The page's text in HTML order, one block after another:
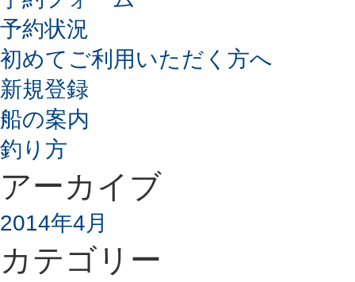
予約状況
初めてご利用いただく方へ
新規登録
船の案内
釣り方
アーカイブ
2014年4月
カテゴリー